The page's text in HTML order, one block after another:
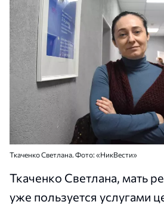
Ткаченко Светлана. Фото: «НикВести»
Ткаченко Светлана, мать
уже пользуется услугами